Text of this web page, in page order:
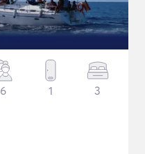
6 1 3